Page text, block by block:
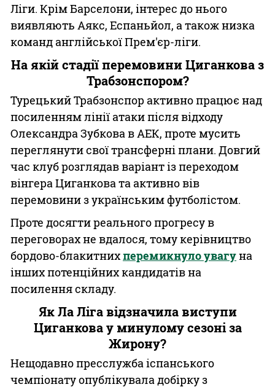
Ліги. Крім Барселони, інтерес до нього
виявляють Аякс, Еспаньйол, а також низка
команд англійської Прем'єр-ліги.
На якій стадії перемовини Циганкова з
Трабзонспором?
Турецький Трабзонспор активно працює над
посиленням лінії атаки після відходу
Олександра Зубкова в АЕК, проте мусить
переглянути свої трансферні плани. Довгий
час клуб розглядав варіант із переходом
вінгера Циганкова та активно вів
перемовини з українським футболістом.
Проте досягти реального прогресу в
переговорах не вдалося, тому керівництво
бордово-блакитнихперемикнуло увагуна
інших потенційних кандидатів на
посилення складу.
Як Ла Ліга відзначила виступи
Циганкова у минулому сезоні за
Жирону?
Нещодавно пресслужба іспанського
чемпіонату опублікувала добірку з